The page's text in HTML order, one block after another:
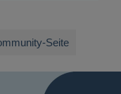
Seite